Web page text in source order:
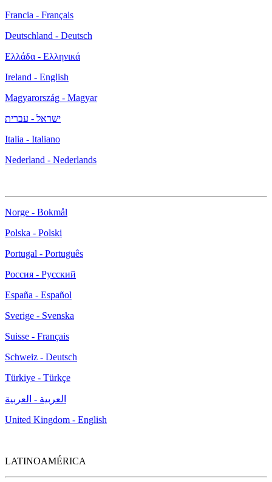
Francia - Français
Deutschland - Deutsch
Ελλάδα - Ελληνικά
Ireland - English
Magyarország - Magyar
ישראל - עברית
Italia - Italiano
Nederland - Nederlands
Norge - Bokmål
Polska - Polski
Portugal - Português
Россия - Русский
España - Español
Sverige - Svenska
Suisse - Français
Schweiz - Deutsch
Türkiye - Türkçe
العربية - العربية
United Kingdom - English
LATINOAMÉRICA